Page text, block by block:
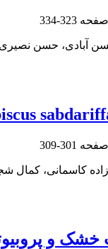
323-334
آبادی، حسن
301-309
کاسمانی، کمال
خشک و